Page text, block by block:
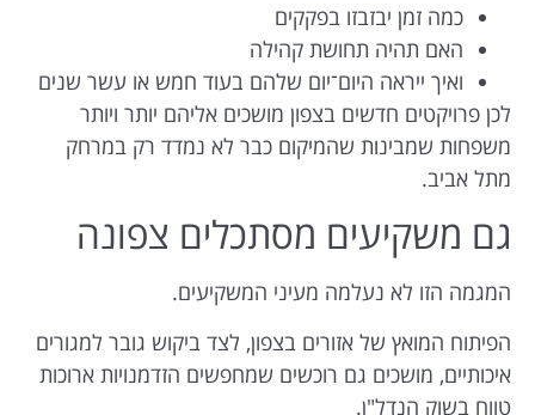
כמה זמן יבזבזו בפקקים
האם תהיה תחושת קהילה
ואיך ייראה היום־יום שלהם בעוד חמש או עשר שנים
לכן פרויקטים חדשים בצפון מושכים אליהם יותר ויותר
משפחות שמבינות שהמיקום כבר לא נמדד רק במרחק
מתל אביב.
גם משקיעים מסתכלים צפונה
המגמה הזו לא נעלמה מעיני המשקיעים.
הפיתוח המואץ של אזורים בצפון, לצד ביקוש גובר למגורים
איכותיים, מושכים גם רוכשים שמחפשים הזדמנויות ארוכות
טווח בשוק הנדל"ן.